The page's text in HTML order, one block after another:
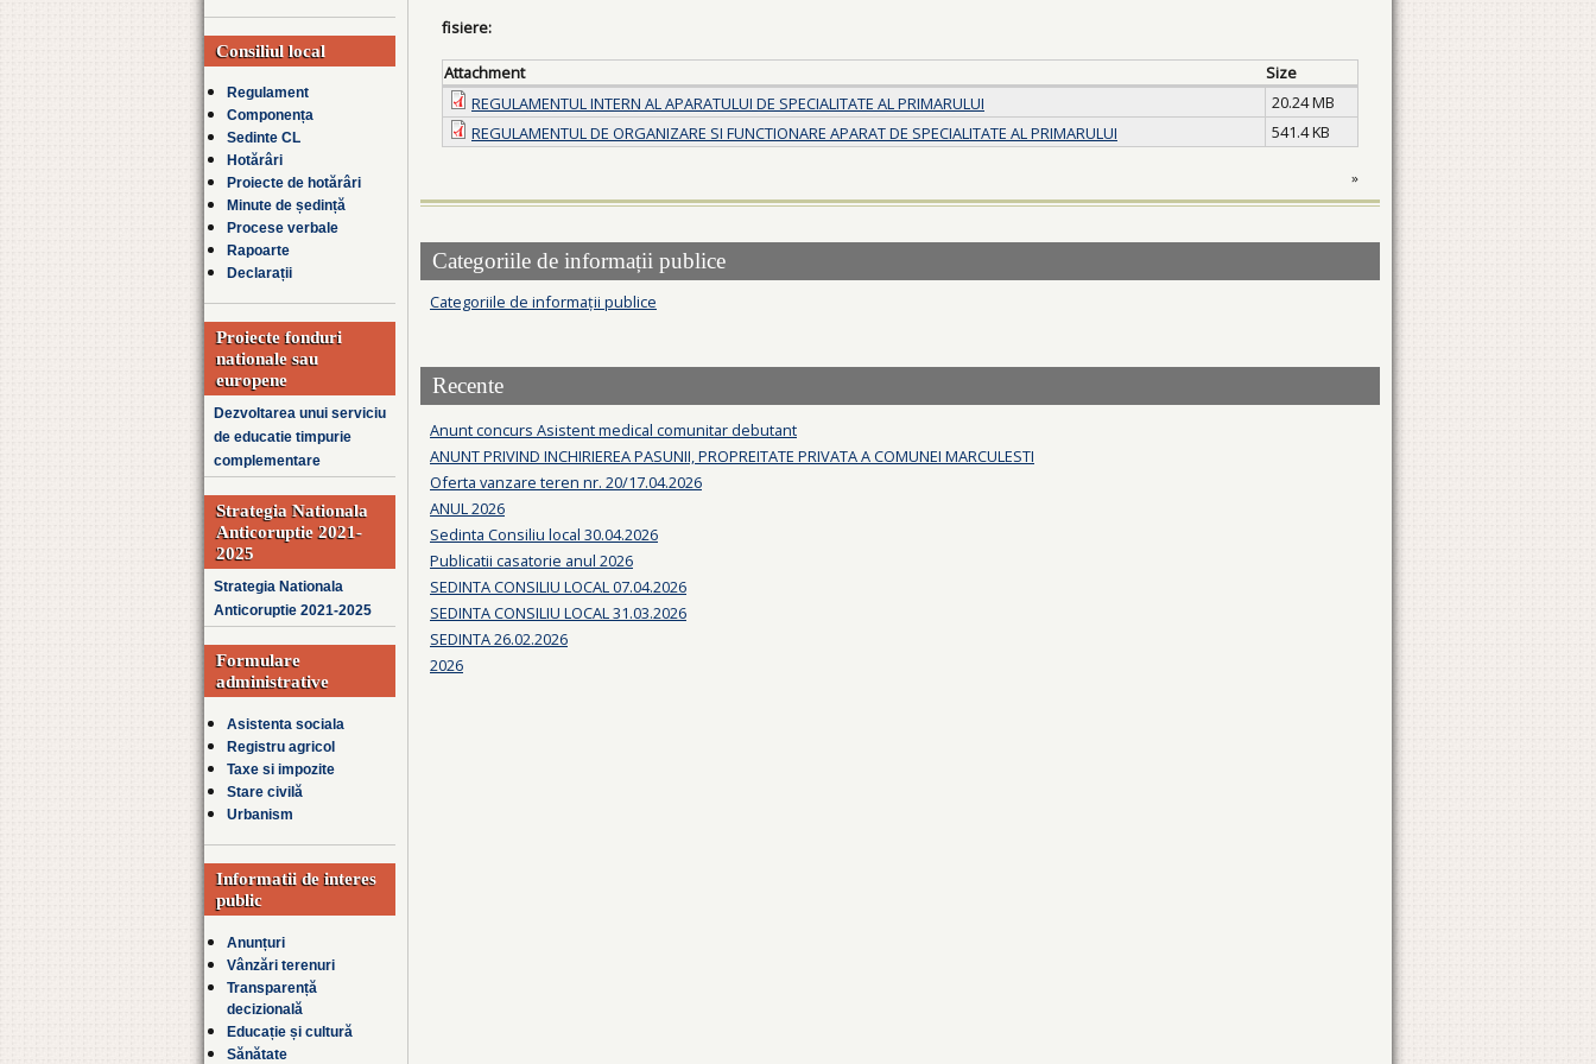
Consiliul local
Regulament
Componența
Sedinte CL
Hotărâri
Proiecte de hotărâri
Minute de ședință
Procese verbale
Rapoarte
Declarații
Proiecte fonduri
nationale sau
europene
Dezvoltarea unui serviciu
de educatie timpurie
complementare
Strategia Nationala
Anticoruptie 2021-
2025
Strategia Nationala
Anticoruptie 2021-2025
Formulare
administrative
Asistenta sociala
Registru agricol
Taxe si impozite
Stare civilă
Urbanism
Informatii de interes
public
Anunțuri
Vânzări terenuri
Transparență
decizională
Educație și cultură
Sănătate
fisiere:
Attachment
Size
REGULAMENTUL INTERN AL APARATULUI DE SPECIALITATE AL PRIMARULUI
20.24 MB
REGULAMENTUL DE ORGANIZARE SI FUNCTIONARE APARAT DE SPECIALITATE AL PRIMARULUI
541.4 KB
»
Categoriile de informații publice
Categoriile de informații publice
Recente
Anunt concurs Asistent medical comunitar debutant
ANUNT PRIVIND INCHIRIEREA PASUNII, PROPREITATE PRIVATA A COMUNEI MARCULESTI
Oferta vanzare teren nr. 20/17.04.2026
ANUL 2026
Sedinta Consiliu local 30.04.2026
Publicatii casatorie anul 2026
SEDINTA CONSILIU LOCAL 07.04.2026
SEDINTA CONSILIU LOCAL 31.03.2026
SEDINTA 26.02.2026
2026